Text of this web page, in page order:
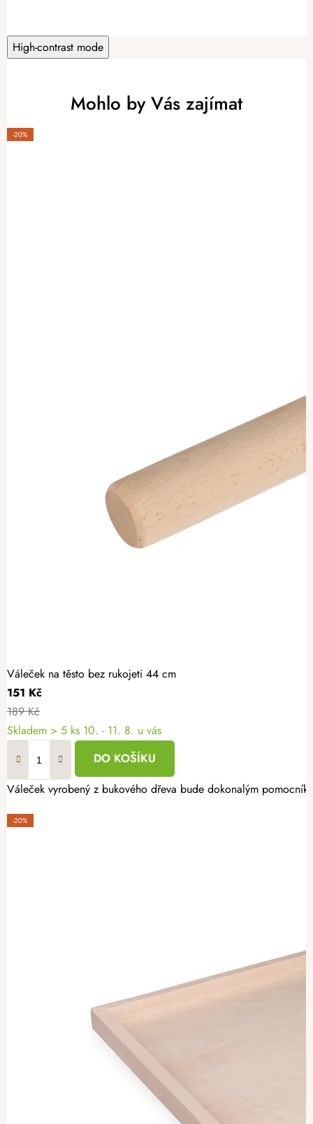
High-contrast mode
Mohlo by Vás zajímat
-20%
Váleček na těsto bez rukojeti 44 cm
151 Kč
189 Kč
Skladem > 5 ks 10. - 11. 8. u vás
DO KOŠÍKU
Váleček vyrobený z bukového dřeva bude dokonalým
-20%